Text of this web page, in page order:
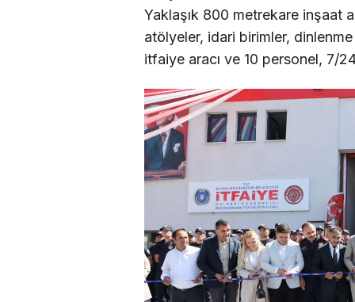
Yaklaşık 800 metrekare inşaat
atölyeler, idari birimler,
itfaiye aracı ve 10 personel, 7/